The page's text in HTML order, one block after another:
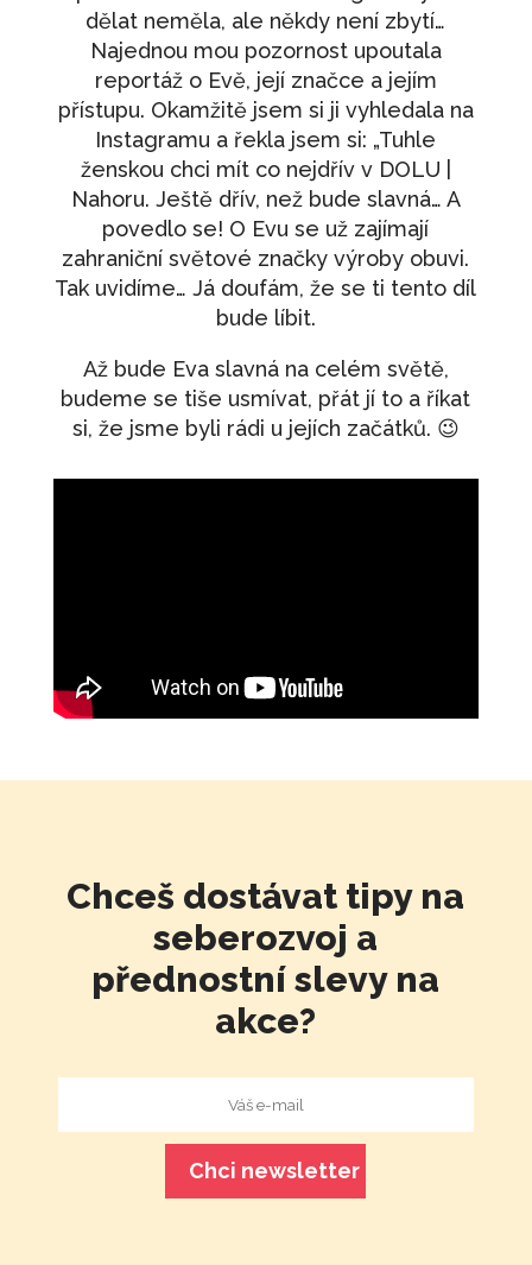
dělat neměla, ale někdy není zbytí…
Najednou mou pozornost upoutala
reportáž o Evě, její značce a jejím
přístupu. Okamžitě jsem si ji vyhledala na
Instagramu a řekla jsem si: „Tuhle
ženskou chci mít co nejdřív v DOLU |
Nahoru. Ještě dřív, než bude slavná… A
povedlo se! O Evu se už zajímají
zahraniční světové značky výroby obuvi.
Tak uvidíme… Já doufám, že se ti tento díl
bude líbit.
Až bude Eva slavná na celém světě,
budeme se tiše usmívat, přát jí to a říkat
si, že jsme byli rádi u jejích začátků. 😉
Chceš dostávat tipy na
seberozvoj a
přednostní slevy na
akce?